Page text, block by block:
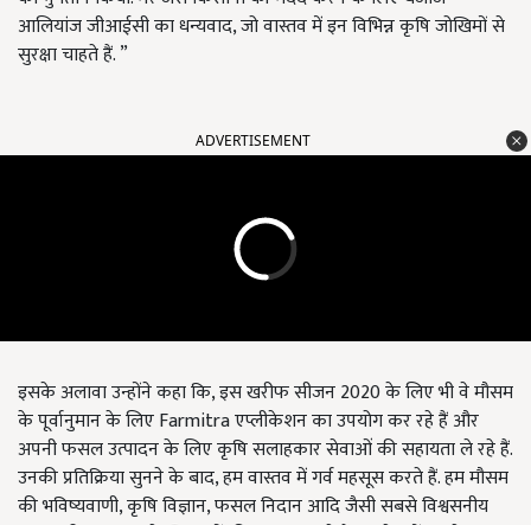
आलियांज जीआईसी का धन्यवाद, जो वास्तव में इन विभिन्न कृषि जोखिमों से
सुरक्षा चाहते हैं. ”
ADVERTISEMENT
इसके अलावा उन्होंने कहा कि, इस खरीफ सीजन 2020 के लिए भी वे मौसम
के पूर्वानुमान के लिए Farmitra एप्लीकेशन का उपयोग कर रहे हैं और
अपनी फसल उत्पादन के लिए कृषि सलाहकार सेवाओं की सहायता ले रहे हैं.
उनकी प्रतिक्रिया सुनने के बाद, हम वास्तव में गर्व महसूस करते हैं. हम मौसम
की भविष्यवाणी, कृषि विज्ञान, फसल निदान आदि जैसी सबसे विश्वसनीय